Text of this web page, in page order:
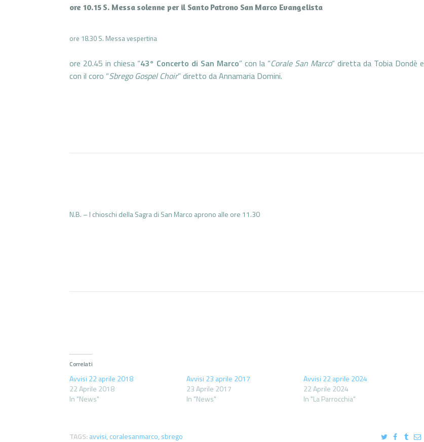
ore 10.15 S. Messa solenne per il Santo Patrono San Marco Evangelista
ore 18.30 S. Messa vespertina
ore 20.45 in chiesa “43° Concerto di San Marco” con la “Corale San Marco“ diretta da Tobia Dondè e
con il coro “Sbrego Gospel Choir” diretto da Annamaria Domini.
N.B. – I chioschi della Sagra di San Marco aprono alle ore 11.30
Correlati
Avvisi 22 aprile 2018
22 Aprile 2018
In "News"
Avvisi 23 aprile 2017
23 Aprile 2017
In "News"
Avvisi 22 aprile 2024
22 Aprile 2024
In "La Parrocchia"
TAGS:avvisi, coralesanmarco, sbrego